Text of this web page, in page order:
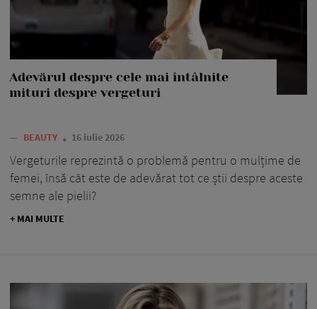
Adevărul despre cele mai întâlnite
mituri despre vergeturi
— BEAUTY 16 iulie 2026
Vergeturile reprezintă o problemă pentru o mulțime de
femei, însă cât este de adevărat tot ce știi despre aceste
semne ale pielii?
+ MAI MULTE